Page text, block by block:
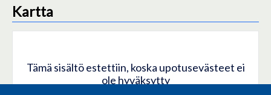
Kartta
Tämä sisältö estettiin, koska upotusevästeet ei
ole hyväksytty